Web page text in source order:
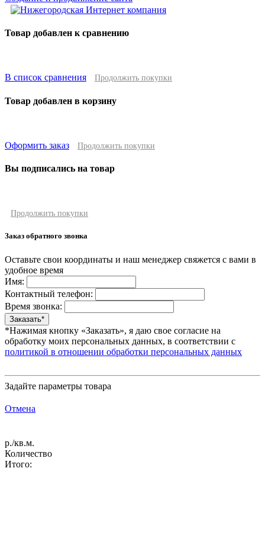
Товар добавлен к сравнению
В список сравнения Продолжить покупки
Товар добавлен в корзину
Оформить заказ Продолжить покупки
Вы подписались на товар
Продолжить покупки
Заказ обратного звонка
Оставьте свои координаты и наш менеджер свяжется с вами в
удобное время
Имя:
Контактный телефон:
Время звонка:
*Нажимая кнопку «Заказать», я даю свое согласие на
обработку моих персональных данных, в соответствии с
политикой в отношении обработки персональных данных
Задайте параметры товара
Отмена
р./кв.м.
Количество
Итого: